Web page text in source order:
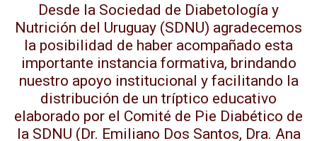
Desde la Sociedad de Diabetología y
Nutrición del Uruguay (SDNU) agradecemos
la posibilidad de haber acompañado esta
importante instancia formativa, brindando
nuestro apoyo institucional y facilitando la
distribución de un tríptico educativo
elaborado por el Comité de Pie Diabético de
la SDNU (Dr. Emiliano Dos Santos, Dra. Ana